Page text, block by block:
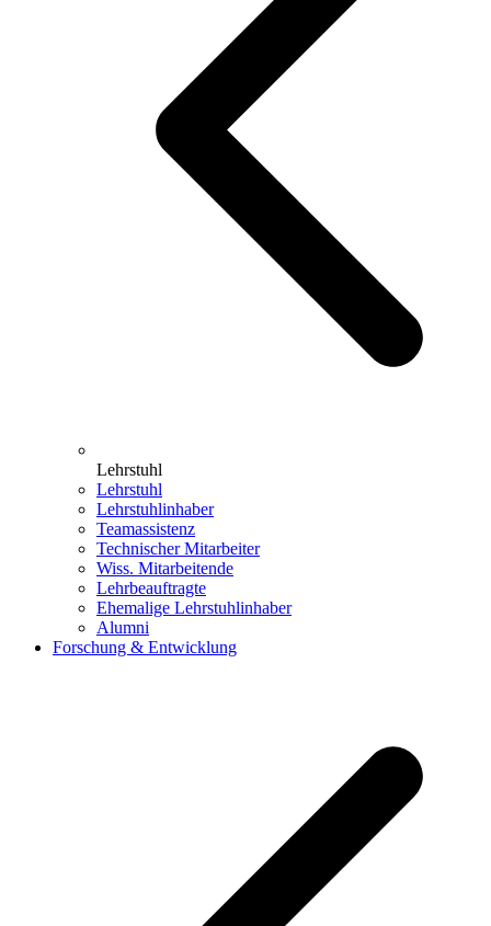
Lehrstuhl
Lehrstuhl
Lehrstuhlinhaber
Teamassistenz
Technischer Mitarbeiter
Wiss. Mitarbeitende
Lehrbeauftragte
Ehemalige Lehrstuhlinhaber
Alumni
Forschung & Entwicklung